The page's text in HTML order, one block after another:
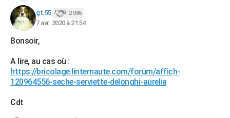
gt.55 2 086
7 avr. 2020 à 21:54
Bonsoir,
A lire, au cas où :
https://bricolage.linternaute.com/forum/affich-
120964556-seche-serviette-delonghi-aurelia
Cdt